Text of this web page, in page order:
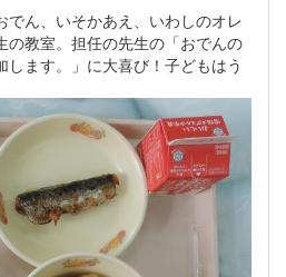
ん、いそかあえ、いわしのオレ
の教室。担任の先生の「おでんの
します。」に大喜び！子どもはう